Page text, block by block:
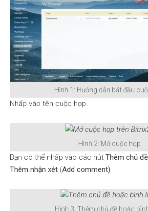
Hình 1: Hướng dẫn bắt đầu
Nhấp vào tên cuộc họp.
Hình 2: Mở cuộc họp
Bạn có thể nhấp vào các nút Thêm chủ đề
Thêm nhận xét (Add comment)
Hình 3: Thêm chủ đề hoặc